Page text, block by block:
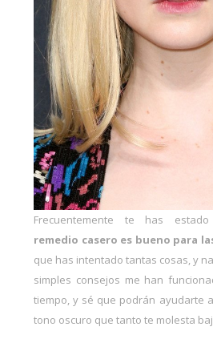
Frecuentemente te has estado
remedio casero es bueno para
que has intentado tantas cosas, y
simples consejos me han
tiempo, y sé que podrán ayudarte
tono oscuro que tanto te molesta